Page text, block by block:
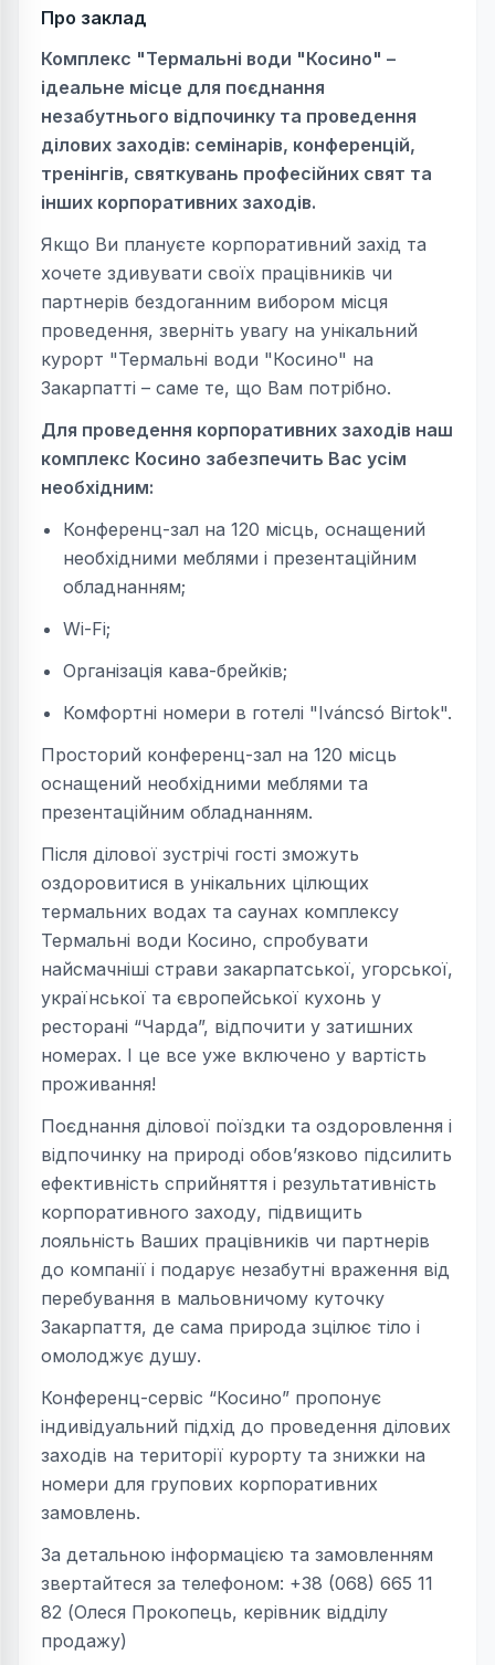
Про заклад
Комплекс "Термальні води "Косино" –
ідеальне місце для поєднання
незабутнього відпочинку та проведення
ділових заходів: семінарів, конференцій,
тренінгів, святкувань професійних свят та
інших корпоративних заходів.
Якщо Ви плануєте корпоративний захід та
хочете здивувати своїх працівників чи
партнерів бездоганним вибором місця
проведення, зверніть увагу на унікальний
курорт "Термальні води "Косино" на
Закарпатті – саме те, що Вам потрібно.
Для проведення корпоративних заходів наш
комплекс Косино забезпечить Вас усім
необхідним:
Конференц-зал на 120 місць, оснащений
необхідними меблями і презентаційним
обладнанням;
Wi-Fi;
Організація кава-брейків;
Комфортні номери в готелі "Iváncsó Birtok".
Просторий конференц-зал на 120 місць
оснащений необхідними меблями та
презентаційним обладнанням.
Після ділової зустрічі гості зможуть
оздоровитися в унікальних цілющих
термальних водах та саунах комплексу
Термальні води Косино, спробувати
найсмачніші страви закарпатської, угорської,
української та європейської кухонь у
ресторані “Чарда”, відпочити у затишних
номерах. І це все уже включено у вартість
проживання!
Поєднання ділової поїздки та оздоровлення і
відпочинку на природі обов’язково підсилить
ефективність сприйняття і результативність
корпоративного заходу, підвищить
лояльність Ваших працівників чи партнерів
до компанії і подарує незабутні враження від
перебування в мальовничому куточку
Закарпаття, де сама природа зцілює тіло і
омолоджує душу.
Конференц-сервіс “Косино” пропонує
індивідуальний підхід до проведення ділових
заходів на території курорту та знижки на
номери для групових корпоративних
замовлень.
За детальною інформацією та замовленням
звертайтеся за телефоном: +38 (068) 665 11
82 (Олеся Прокопець, керівник відділу
продажу)